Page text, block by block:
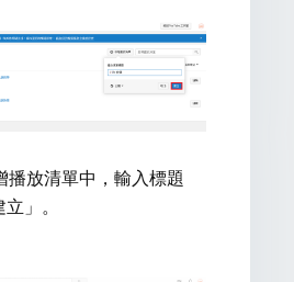
播放清單中，輸入標題
」。